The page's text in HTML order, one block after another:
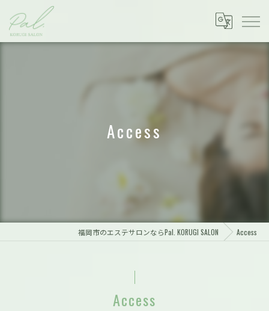
Access
福岡市のエステサロンならPal. KORUGI SALON Access
Access